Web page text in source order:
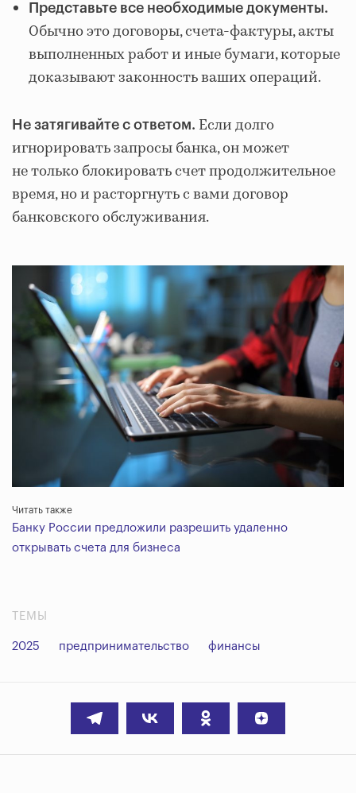
Представьте все необходимые документы.
Обычно это договоры, счета-фактуры, акты
выполненных работ и иные бумаги, которые
доказывают законность ваших операций.
Не затягивайте с ответом. Если долго
игнорировать запросы банка, он может
не только блокировать счет продолжительное
время, но и расторгнуть с вами договор
банковского обслуживания.
Читать также
Банку России предложили разрешить удаленно
открывать счета для бизнеса
ТЕМЫ
2025 предпринимательство финансы